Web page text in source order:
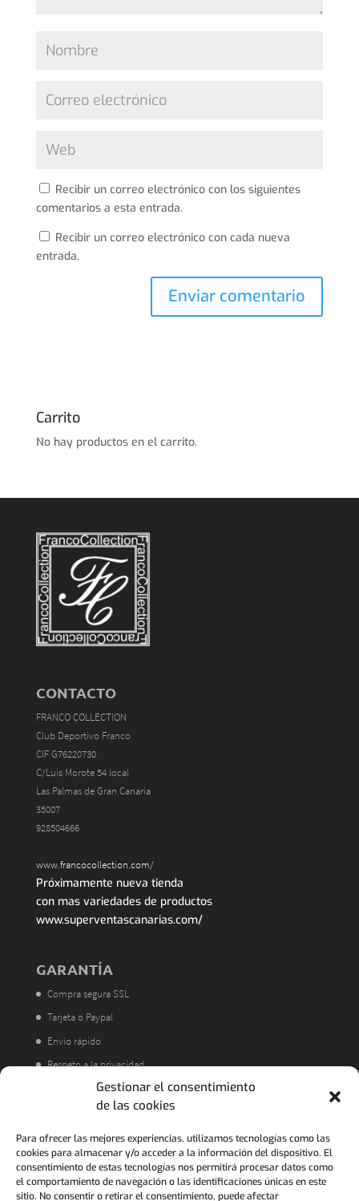
Gestionar el consentimiento
de las cookies
Para ofrecer las mejores experiencias, utilizamos tecnologías como las
cookies para almacenar y/o acceder a la información del dispositivo. El
consentimiento de estas tecnologías nos permitirá procesar datos como
el comportamiento de navegación o las identificaciones únicas en este
sitio. No consentir o retirar el consentimiento, puede afectar
Recibir un correo electrónico con los siguientes
comentarios a esta entrada.
Recibir un correo electrónico con cada nueva
entrada.
Carrito
No hay productos en el carrito.
CONTACTO
FRANCO COLLECTION
Club Deportivo Franco
CIF G76220730
C/Luis Morote 54 local
Las Palmas de Gran Canaria
35007
928504666
www.francocollection.com/
Próximamente nueva tienda
con mas variedades de productos
www.superventascanarias.com/
GARANTÍA
Compra segura SSL
Tarjeta o Paypal
Envío rápido
Respeto a la privacidad
Atención al cliente
Acorde a la LOPD
Política de Devoluciones